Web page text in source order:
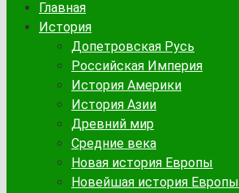
Главная
История
Допетровская Русь
Российская Империя
История Америки
История Азии
Древний мир
Средние века
Новая история Европы
Новейшая история Европы